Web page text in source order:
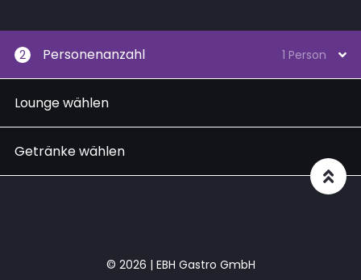
2 Personenanzahl 1 Person
Lounge wählen
Getränke wählen
© 2026 | EBH Gastro GmbH